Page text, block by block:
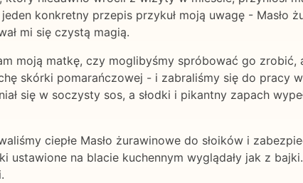
konkretny przepis przykuł moją uwagę - Masło
mi się czystą magią.
moją matkę, czy moglibyśmy spróbować go zrobić,
skórki pomarańczowej - i zabraliśmy się do pracy
się w soczysty sos, a słodki i pikantny zapach
ciepłe Masło żurawinowe do słoików i
ustawione na blacie kuchennym wyglądały jak z